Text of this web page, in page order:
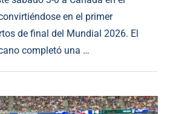
en el primer
de final del Mundial 2026. El
completó una …